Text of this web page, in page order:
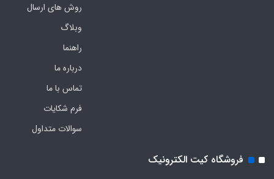
روش های ارسال
وبلاگ
راهنما
درباره ما
تماس با ما
فرم‌ شکایات
سوالات متداول
فروشگاه کیت الکترونیک